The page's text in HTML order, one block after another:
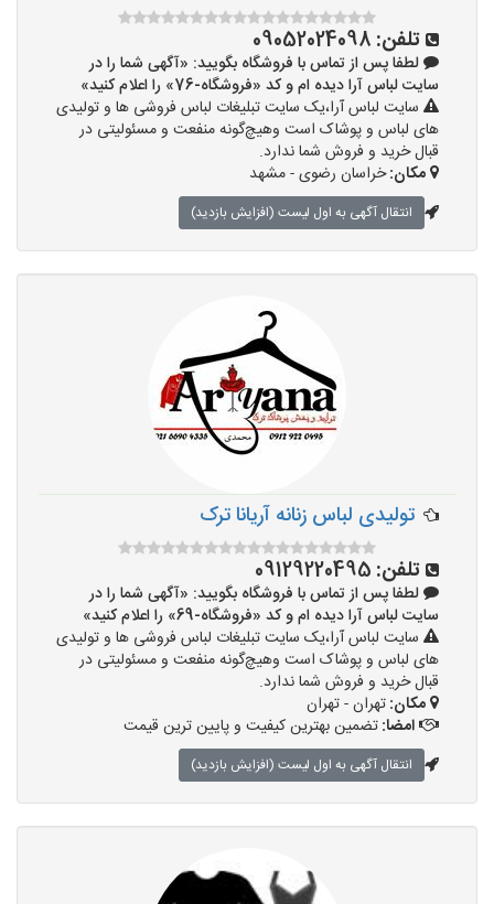
تلفن: 09052024098
لطفا پس از تماس با فروشگاه بگویید: «آگهی شما را در
سایت لباس آرا دیده ام و کد «فروشگاه-76» را اعلام کنید»
سایت لباس آرا،یک سایت تبلیغات لباس فروشی ها و تولیدی
های لباس و پوشاک است وهیچ‌گونه منفعت و مسئولیتی در
قبال خرید و فروش شما ندارد.
مکان:خراسان رضوی - مشهد
انتقال آگهی به اول لیست (افزایش بازدید)
تولیدی لباس زنانه آریانا ترک
تلفن: 09129220495
لطفا پس از تماس با فروشگاه بگویید: «آگهی شما را در
سایت لباس آرا دیده ام و کد «فروشگاه-69» را اعلام کنید»
سایت لباس آرا،یک سایت تبلیغات لباس فروشی ها و تولیدی
های لباس و پوشاک است وهیچ‌گونه منفعت و مسئولیتی در
قبال خرید و فروش شما ندارد.
مکان:تهران - تهران
امضا:تضمین بهترین کیفیت و پایین ترین قیمت
انتقال آگهی به اول لیست (افزایش بازدید)